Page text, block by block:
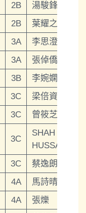
2B
湯駿鋒
2B
葉耀之
3A
李思澄
3A
張倬僑
3B
李婉嫻
3C
梁倍資
3C 曾筱芝
3C
SHAH
HUSSAIN
3C
蔡逸朗
4A
馬詩晴
4A
張爍